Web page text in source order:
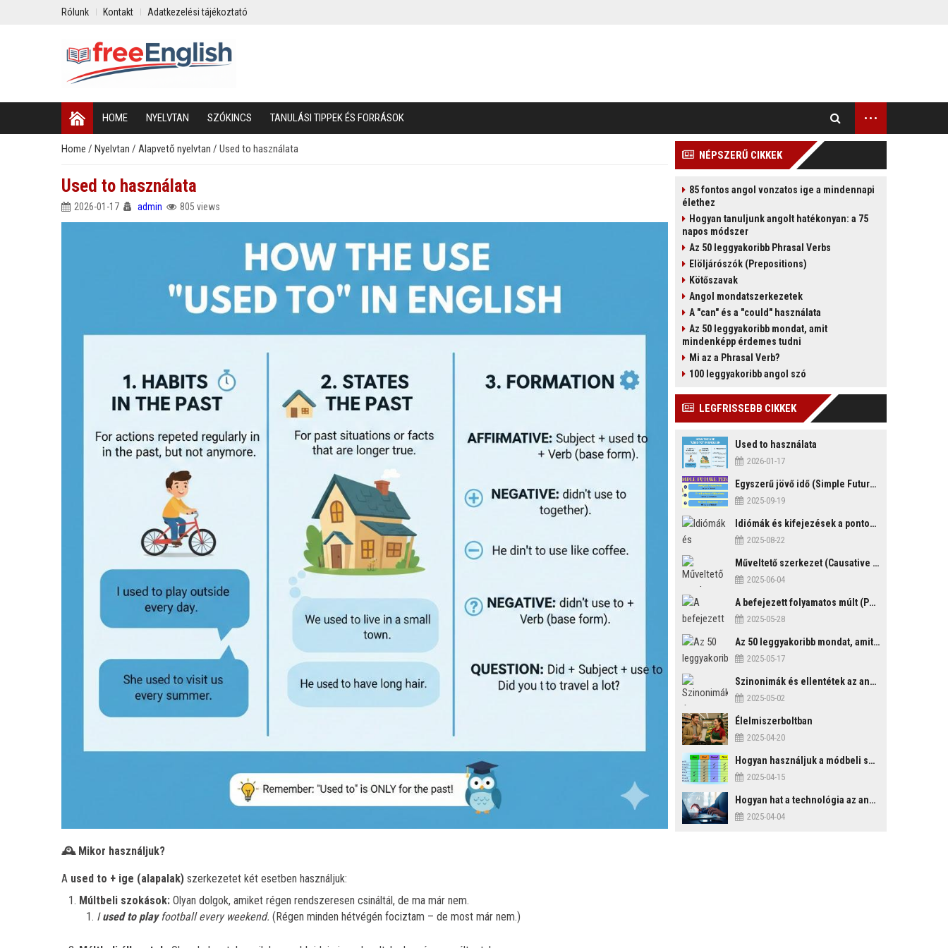
Rólunk Kontakt Adatkezelési tájékoztató
HOME NYELVTAN SZÓKINCS TANULÁSI TIPPEK ÉS FORRÁSOK ...
Home / Nyelvtan / Alapvető nyelvtan / Used to használata
Used to használata
2026-01-17 admin 805 views
🕰️ Mikor használjuk?
A used to + ige (alapalak) szerkezetet két esetben használjuk:
Múltbeli szokások: Olyan dolgok, amiket régen rendszeresen csináltál, de ma már nem.
Iused to playfootball every weekend. (Régen minden hétvégén fociztam – de most már nem.)
NÉPSZERŰ CIKKEK
85 fontos angol vonzatos ige a mindennapi
élethez
Hogyan tanuljunk angolt hatékonyan: a 75
napos módszer
Az 50 leggyakoribb Phrasal Verbs
Elöljárószók (Prepositions)
Kötőszavak
Angol mondatszerkezetek
A "can" és a "could" használata
Az 50 leggyakoribb mondat, amit
mindenképp érdemes tudni
Mi az a Phrasal Verb?
100 leggyakoribb angol szó
LEGFRISSEBB CIKKEK
Used to használata
2026-01-17
Egyszerű jövő idő (Simple Future Tense)
2025-09-19
Idiómák és kifejezések a pontosság és késés témakörében
2025-08-22
Műveltető szerkezet (Causative Mood)
2025-06-04
A befejezett folyamatos múlt (Past Perfect Continuous Tense)
2025-05-28
Az 50 leggyakoribb mondat, amit mindenképp érdemes tudni
2025-05-17
Szinonimák és ellentétek az angol nyelvben
2025-05-02
Élelmiszerboltban
2025-04-20
Hogyan használjuk a módbeli segédigéket a feltételes mondatszerkezetekben?
2025-04-15
Hogyan hat a technológia az angol tanulási folyamatokra?
2025-04-04